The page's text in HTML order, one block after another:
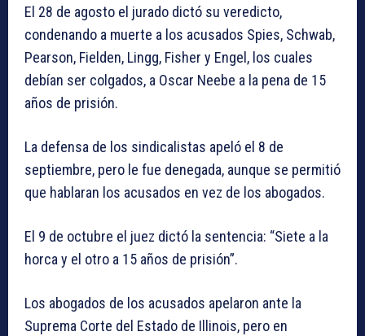
El 28 de agosto el jurado dictó su veredicto,
condenando a muerte a los acusados Spies, Schwab,
Pearson, Fielden, Lingg, Fisher y Engel, los cuales
debían ser colgados, a Oscar Neebe a la pena de 15
años de prisión.
La defensa de los sindicalistas apeló el 8 de
septiembre, pero le fue denegada, aunque se permitió
que hablaran los acusados en vez de los abogados.
El 9 de octubre el juez dictó la sentencia: “Siete a la
horca y el otro a 15 años de prisión”.
Los abogados de los acusados apelaron ante la
Suprema Corte del Estado de Illinois, pero en